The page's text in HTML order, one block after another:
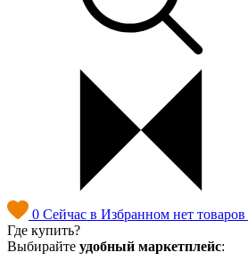
0 Сейчас в Избранном нет товаров
Где купить?
Выбирайте удобный маркетплейс: